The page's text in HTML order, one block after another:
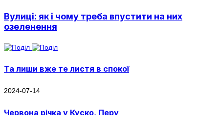
Вулиці: як і чому треба впустити на них
озеленення
Та лиши вже те листя в спокої
2024-07-14
Червона річка у Куско, Перу